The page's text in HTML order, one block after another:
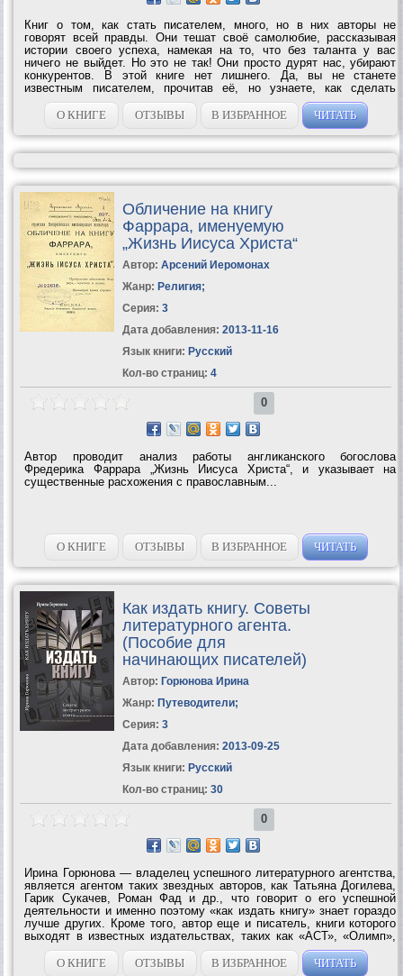
Книг о том, как стать писателем, много, но в них авторы не
говорят всей правды. Они тешат своё самолюбие, рассказывая
истории своего успеха, намекая на то, что без таланта у вас
ничего не выйдет. Но это не так! Они просто дурят нас, убирают
конкурентов. В этой книге нет лишнего. Да, вы не станете
известным писателем, прочитав её, но узнаете, как сделать
первые шаги и какие препятствия вас ждут на этом...
О КНИГЕ
ОТЗЫВЫ В ИЗБРАННОЕ ЧИТАТЬ
Обличение на книгу
Фаррара, именуемую
„Жизнь Иисуса Христа“
Автор: Арсений Иеромонах
Жанр: Религия;
Серия: 3
Дата добавления: 2013-11-16
Язык книги: Русский
Кол-во страниц: 4
0
Автор проводит анализ работы англиканского богослова
Фредерика Фаррара „Жизнь Иисуса Христа“, и указывает на
существенные расхожения с православным...
О КНИГЕ ОТЗЫВЫ В ИЗБРАННОЕ ЧИТАТЬ
Как издать книгу. Советы
литературного агента.
(Пособие для
начинающих писателей)
Автор: Горюнова Ирина
Жанр: Путеводители;
Серия: 3
Дата добавления: 2013-09-25
Язык книги: Русский
Кол-во страниц: 30
0
Ирина Горюнова — владелец успешного литературного агентства,
является агентом таких звездных авторов, как Татьяна Догилева,
Гарик Сукачев, Роман Фад и др., что говорит о его успешной
деятельности и именно поэтому «как издать книгу» знает гораздо
лучше других. Кроме того, автор еще и писатель, книги которого
выходят в известных издательствах, таких как «АСТ», «Олимп»,
«ЭКСМО», «Время». В книге дана исчерпывающая информация по
самым...О КНИГЕ ОТЗЫВЫ В ИЗБРАННОЕ ЧИТАТЬ